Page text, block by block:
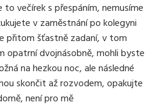
večírek s přespáním, nemusíme
v zaměstnání po kolegyni
přitom šťastně zadaní, v tom
opatrní dvojnásobně, mohli byste
na hezkou noc, ale následné
skončit až rozvodem, opakujte
není pro mě